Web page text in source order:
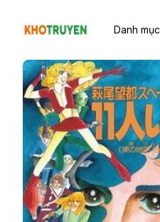
Danh mục